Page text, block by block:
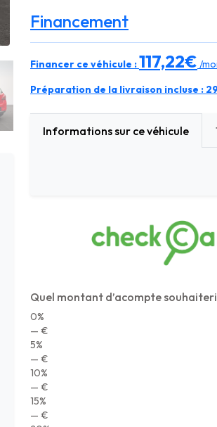
Financement
Financer ce véhicule :117,22€ /
Préparation de la livraison incluse :
Informations sur ce véhicule
Quel montant d’acompte
0%
— €
5%
— €
10%
— €
15%
— €